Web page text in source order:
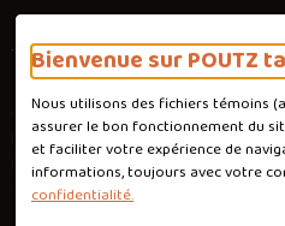
Bienvenue sur POUTZ
Nous utilisons des fichiers témoins
assurer le bon fonctionnement du
et faciliter votre expérience de
informations, toujours avec votre
confidentialité.
Conditions d'utilisation
Politique de confidentialité
Personnaliser les cookies
Conception :Ekloweb